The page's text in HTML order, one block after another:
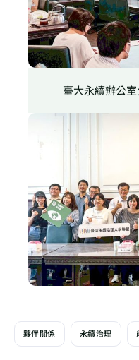
臺大永續辦公
夥伴關係 永續治理